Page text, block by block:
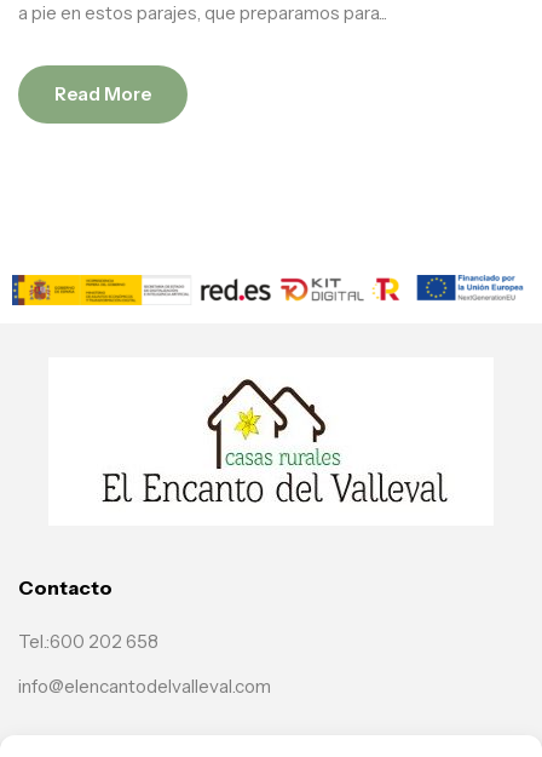
a pie en estos parajes, que preparamos para...
Read More
Contacto
Tel.:600 202 658
info@elencantodelvalleval.com